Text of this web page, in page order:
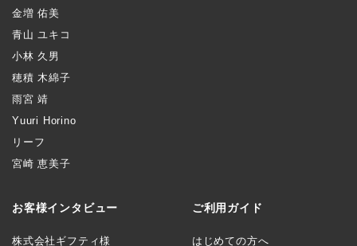
金増 佑美
青山 ユキコ
小林 久男
穂積 木綿子
雨宮 靖
Yuuri Horino
リーフ
宮崎 恵美子
お客様インタビュー
株式会社ギフティ様
ご利用ガイド
はじめての方へ